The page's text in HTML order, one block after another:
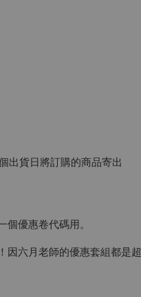
出貨日將訂購的商品寄出
優惠卷代碼用。
六月老師的優惠套組都是